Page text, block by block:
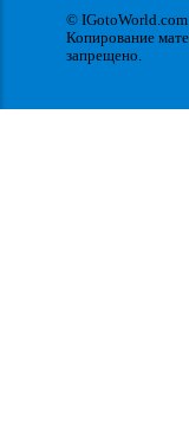
©
Копирование
запрещено.